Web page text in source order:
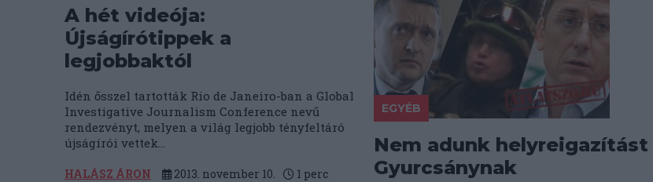
A hét videója:
Újságírótippek a
legjobbaktól
Idén ősszel tartották Rio de Janeiro-ban a Global
Investigative Journalism Conference nevű
rendezvényt, melyen a világ legjobb tényfeltáró
újságírói vettek...
HALÁSZ ÁRON 2013. november 10. 1 perc
EGYÉB
Nem adunk helyreigazítást
Gyurcsánynak